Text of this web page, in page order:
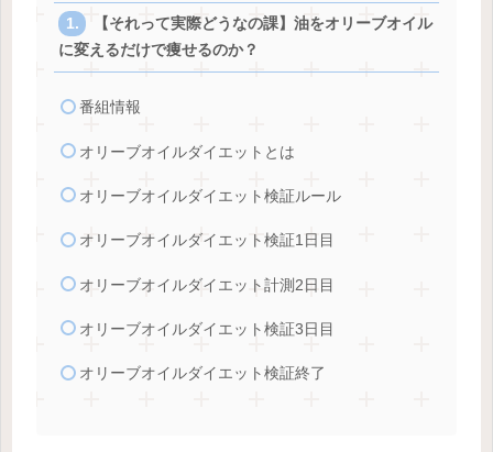
【それって実際どうなの課】油をオリーブオイル
に変えるだけで痩せるのか？
番組情報
オリーブオイルダイエットとは
オリーブオイルダイエット検証ルール
オリーブオイルダイエット検証1日目
オリーブオイルダイエット計測2日目
オリーブオイルダイエット検証3日目
オリーブオイルダイエット検証終了